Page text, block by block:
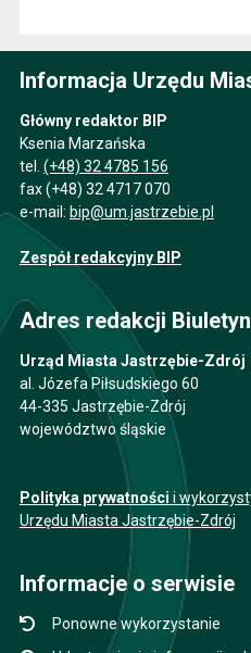
Informacja Urzędu
Główny redaktor BIP
Ksenia Marzańska
tel. (+48) 32 4785 156
fax (+48) 32 4717 070
e-mail: bip@um.jastrzebie.pl
Zespół redakcyjny BIP
Adres redakcji
Urząd Miasta Jastrzębie-Zdrój
al. Józefa Piłsudskiego 60
44-335 Jastrzębie-Zdrój
województwo śląskie
Polityka prywatności i
Urzędu Miasta Jastrzębie-Zdrój
Informacje o serwisie
Ponowne wykorzystanie